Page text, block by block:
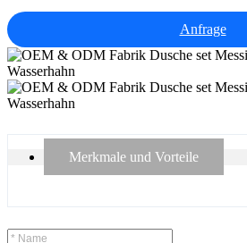
Anfrage
Merkmale und Vorteile